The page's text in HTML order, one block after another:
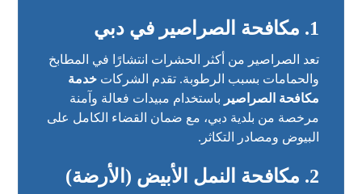
1. مكافحة الصراصير في دبي
تعد الصراصير من أكثر الحشرات انتشارًا في المطابخ
والحمامات بسبب الرطوبة. تقدم الشركاتخدمة
مكافحة الصراصير باستخدام مبيدات فعالة وآمنة
مرخصة من بلدية دبي، مع ضمان القضاء الكامل على
البيوض ومصادر التكاثر.
2. مكافحة النمل الأبيض (الأرضة)